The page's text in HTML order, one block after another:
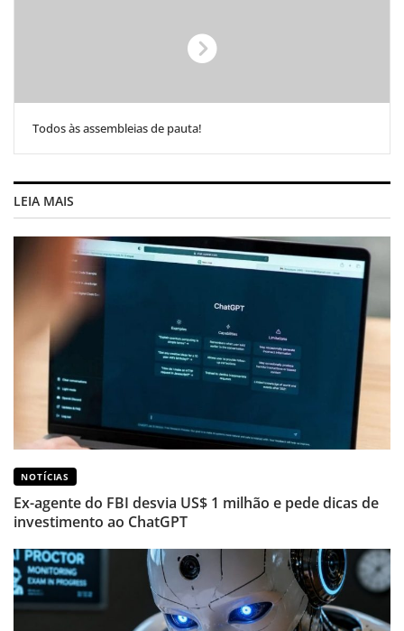
Todos às assembleias de pauta!
LEIA MAIS
NOTÍCIAS
Ex-agente do FBI desvia US$ 1 milhão e pede dicas de
investimento ao ChatGPT